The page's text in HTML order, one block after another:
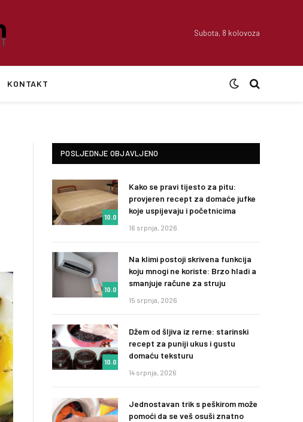
Subota, 8 kolovoza
KONTAKT
POSLJEDNJE OBJAVLJENO
10.0
Kako se pravi tijesto za pitu:
provjeren recept za domaće jufke
koje uspijevaju i početnicima
16 srpnja, 2026
10.0
Na klimi postoji skrivena funkcija
koju mnogi ne koriste: Brzo hladi a
smanjuje račune za struju
15 srpnja, 2026
10.0
Džem od šljiva iz rerne: starinski
recept za puniji ukus i gustu
domaću teksturu
14 srpnja, 2026
Jednostavan trik s peškirom može
pomoći da se veš osuši znatno